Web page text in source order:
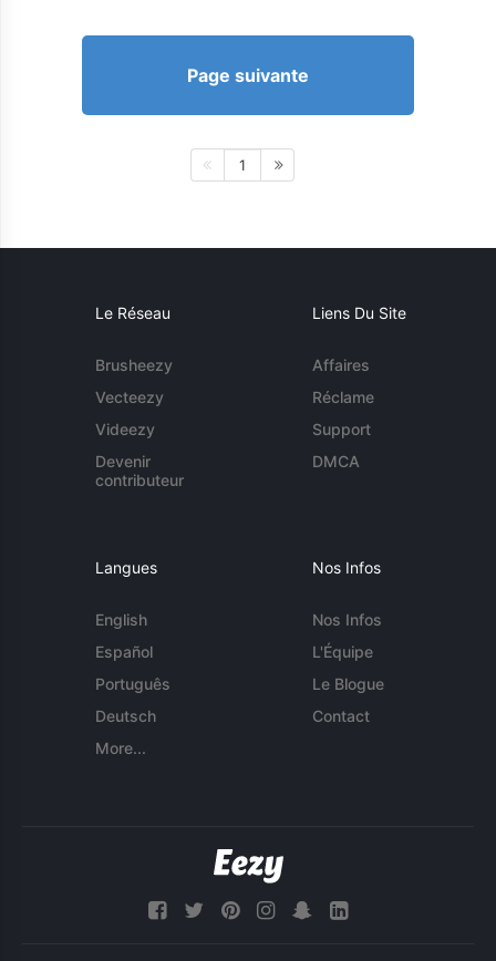
Page suivante
1
Le Réseau
Brusheezy
Vecteezy
Videezy
Devenir
contributeur
Liens Du Site
Affaires
Réclame
Support
DMCA
Langues
English
Español
Português
Deutsch
More...
Nos Infos
Nos Infos
L'Équipe
Le Blogue
Contact